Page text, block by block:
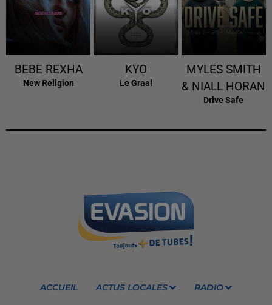
BEBE REXHA
New Religion
KYO
Le Graal
MYLES SMITH
& NIALL HORAN
Drive Safe
ACCUEIL ACTUS LOCALES RADIO